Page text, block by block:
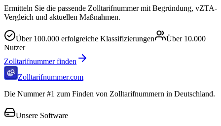
Ermitteln Sie die passende Zolltarifnummer mit Begründung, vZTA-
Vergleich und aktuellen Maßnahmen.
Über 100.000 erfolgreiche Klassifizierungen Über 10.000
Nutzer
Zolltarifnummer finden
Zolltarifnummer.com
Die Nummer #1 zum Finden von Zolltarifnummern in Deutschland.
Unsere Software